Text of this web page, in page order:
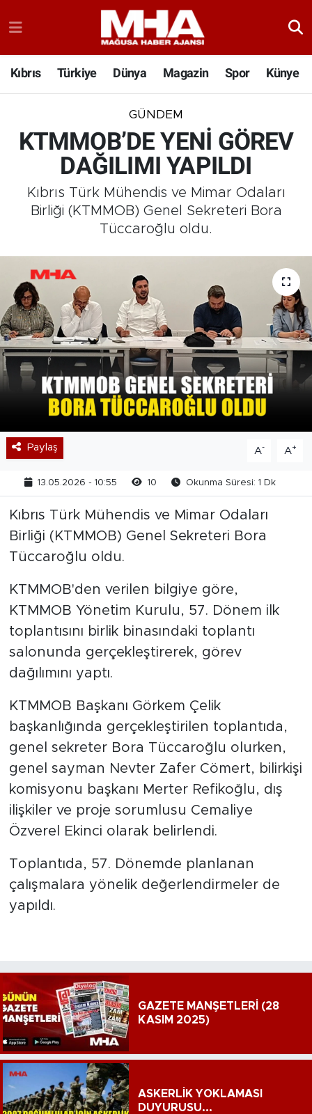
Kıbrıs Türkiye Dünya Magazin Spor Künye
GÜNDEM
KTMMOB’DE YENİ GÖREV
DAĞILIMI YAPILDI
Kıbrıs Türk Mühendis ve Mimar Odaları
Birliği (KTMMOB) Genel Sekreteri Bora
Tüccaroğlu oldu.
Paylaş A- A+
13.05.2026 - 10:55 10 Okunma Süresi: 1 Dk
Kıbrıs Türk Mühendis ve Mimar Odaları
Birliği (KTMMOB) Genel Sekreteri Bora
Tüccaroğlu oldu.
KTMMOB'den verilen bilgiye göre,
KTMMOB Yönetim Kurulu, 57. Dönem ilk
toplantısını birlik binasındaki toplantı
salonunda gerçekleştirerek, görev
dağılımını yaptı.
KTMMOB Başkanı Görkem Çelik
başkanlığında gerçekleştirilen toplantıda,
genel sekreter Bora Tüccaroğlu olurken,
genel sayman Nevter Zafer Cömert, bilirkişi
komisyonu başkanı Merter Refikoğlu, dış
ilişkiler ve proje sorumlusu Cemaliye
Özverel Ekinci olarak belirlendi.
Toplantıda, 57. Dönemde planlanan
çalışmalara yönelik değerlendirmeler de
yapıldı.
GAZETE MANŞETLERİ (28
KASIM 2025)
ASKERLİK YOKLAMASI
DUYURUSU...